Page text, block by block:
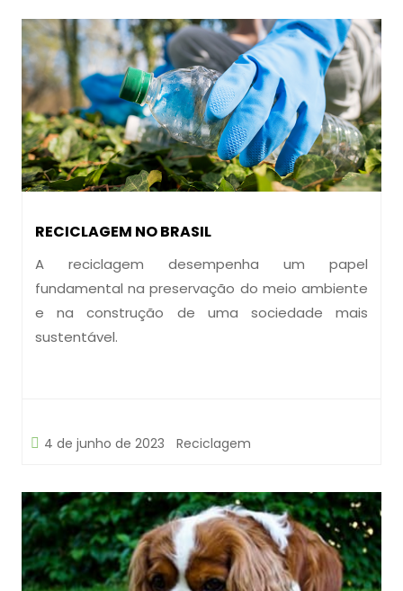
RECICLAGEM NO BRASIL
A reciclagem desempenha um papel
fundamental na preservação do meio ambiente
e na construção de uma sociedade mais
sustentável.
4 de junho de 2023 Reciclagem